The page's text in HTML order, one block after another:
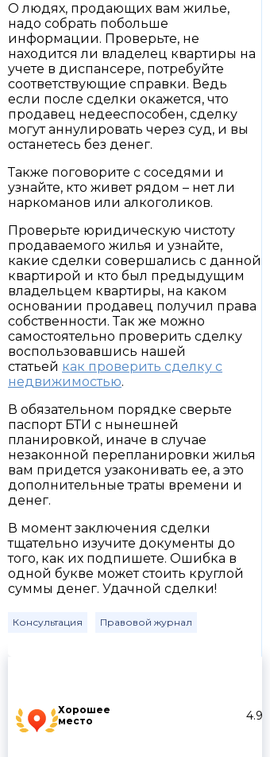
Хорошее
место
4.9
О людях, продающих вам жилье,
надо собрать побольше
информации. Проверьте, не
находится ли владелец квартиры на
учете в диспансере, потребуйте
соответствующие справки. Ведь
если после сделки окажется, что
продавец недееспособен, сделку
могут аннулировать через суд, и вы
останетесь без денег.
Также поговорите с соседями и
узнайте, кто живет рядом – нет ли
наркоманов или алкоголиков.
Проверьте юридическую чистоту
продаваемого жилья и узнайте,
какие сделки совершались с данной
квартирой и кто был предыдущим
владельцем квартиры, на каком
основании продавец получил права
собственности. Так же можно
самостоятельно проверить сделку
воспользовавшись нашей
статьей как проверить сделку с
недвижимостью.
В обязательном порядке сверьте
паспорт БТИ с нынешней
планировкой, иначе в случае
незаконной перепланировки жилья
вам придется узаконивать ее, а это
дополнительные траты времени и
денег.
В момент заключения сделки
тщательно изучите документы до
того, как их подпишете. Ошибка в
одной букве может стоить круглой
суммы денег. Удачной сделки!
Консультация Правовой журнал